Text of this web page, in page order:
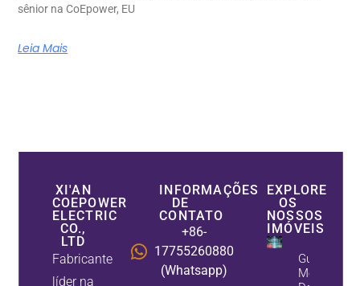
sênior na CoEpower, EU
Leia Mais
XI'AN
COEPOWER
ELECTRIC
CO.,
LTD
Fabricante
líder na
INFORMAÇÕES
DE
CONTATO
+86-
17755260880
(Whatsapp)
EXPLORE
OS
NOSSOS
IMÓVEIS
Guia De
Melhoria